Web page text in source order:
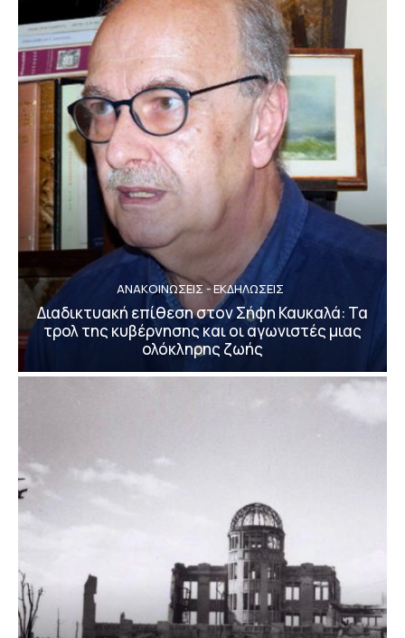
ΑΝΑΚΟΙΝΩΣΕΙΣ - ΕΚΔΗΛΩΣΕΙΣ
Διαδικτυακή επίθεση στον Σήφη Καυκαλά: Τα
τρολ της κυβέρνησης και οι αγωνιστές μιας
ολόκληρης ζωής